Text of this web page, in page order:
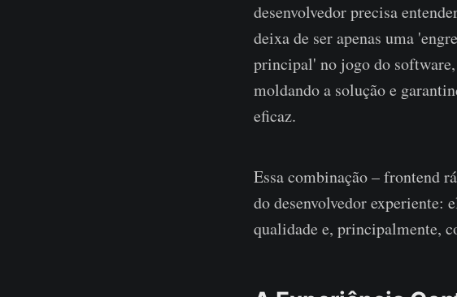
desenvolvedor precisa
deixa de ser apenas uma
principal' no jogo do
moldando a solução e
eficaz.
Essa combinação – frontend
do desenvolvedor experiente:
qualidade e, principalmente,